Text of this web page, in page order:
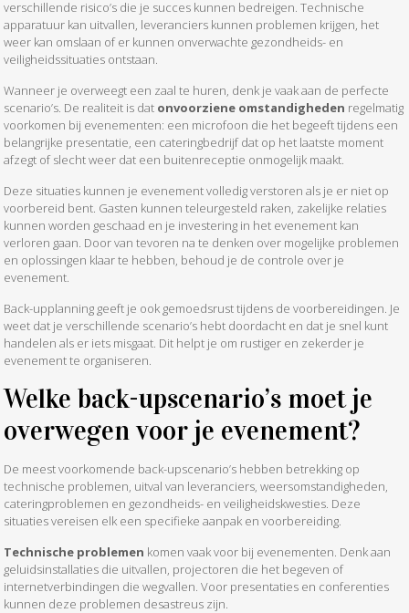
verschillende risico’s die je succes kunnen bedreigen. Technische
apparatuur kan uitvallen, leveranciers kunnen problemen krijgen, het
weer kan omslaan of er kunnen onverwachte gezondheids- en
veiligheidssituaties ontstaan.
Wanneer je overweegt een zaal te huren, denk je vaak aan de perfecte
scenario’s. De realiteit is dat onvoorziene omstandigheden regelmatig
voorkomen bij evenementen: een microfoon die het begeeft tijdens een
belangrijke presentatie, een cateringbedrijf dat op het laatste moment
afzegt of slecht weer dat een buitenreceptie onmogelijk maakt.
Deze situaties kunnen je evenement volledig verstoren als je er niet op
voorbereid bent. Gasten kunnen teleurgesteld raken, zakelijke relaties
kunnen worden geschaad en je investering in het evenement kan
verloren gaan. Door van tevoren na te denken over mogelijke problemen
en oplossingen klaar te hebben, behoud je de controle over je
evenement.
Back-upplanning geeft je ook gemoedsrust tijdens de voorbereidingen. Je
weet dat je verschillende scenario’s hebt doordacht en dat je snel kunt
handelen als er iets misgaat. Dit helpt je om rustiger en zekerder je
evenement te organiseren.
Welke back-upscenario’s moet je
overwegen voor je evenement?
De meest voorkomende back-upscenario’s hebben betrekking op
technische problemen, uitval van leveranciers, weersomstandigheden,
cateringproblemen en gezondheids- en veiligheidskwesties. Deze
situaties vereisen elk een specifieke aanpak en voorbereiding.
Technische problemen komen vaak voor bij evenementen. Denk aan
geluidsinstallaties die uitvallen, projectoren die het begeven of
internetverbindingen die wegvallen. Voor presentaties en conferenties
kunnen deze problemen desastreus zijn.